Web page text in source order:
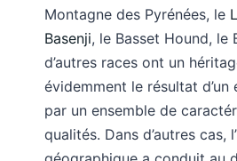
Montagne des Pyrénées, le
Basenji, le Basset Hound, le
d’autres races ont un
évidemment le résultat d’un
par un ensemble de
qualités. Dans d’autres cas,